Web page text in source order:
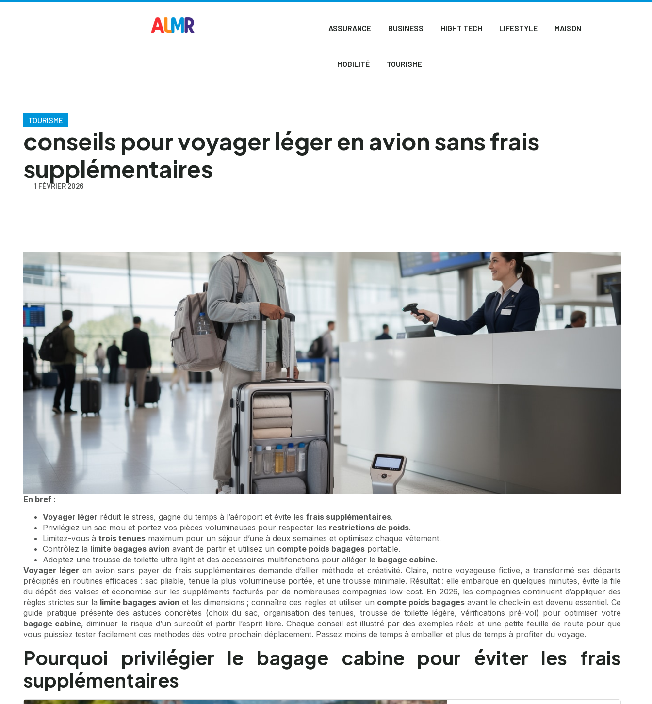
ASSURANCE BUSINESS HIGHT TECH LIFESTYLE MAISON
MOBILITÉ TOURISME
TOURISME
conseils pour voyager léger en avion sans frais
supplémentaires
1 FÉVRIER 2026
En bref :
Voyager léger réduit le stress, gagne du temps à l’aéroport et évite les frais supplémentaires.
Privilégiez un sac mou et portez vos pièces volumineuses pour respecter les restrictions de poids.
Limitez-vous à trois tenues maximum pour un séjour d’une à deux semaines et optimisez chaque vêtement.
Contrôlez la limite bagages avion avant de partir et utilisez un compte poids bagages portable.
Adoptez une trousse de toilette ultra light et des accessoires multifonctions pour alléger le bagage cabine.
Voyager léger en avion sans payer de frais supplémentaires demande d’allier méthode et créativité. Claire, notre voyageuse fictive, a transformé ses départs
précipités en routines efficaces : sac pliable, tenue la plus volumineuse portée, et une trousse minimale. Résultat : elle embarque en quelques minutes, évite la file
du dépôt des valises et économise sur les suppléments facturés par de nombreuses compagnies low-cost. En 2026, les compagnies continuent d’appliquer des
règles strictes sur la limite bagages avion et les dimensions ; connaître ces règles et utiliser un compte poids bagagesavant le check-in est devenu essentiel. Ce
guide pratique présente des astuces concrètes (choix du sac, organisation des tenues, trousse de toilette légère, vérifications pré-vol) pour optimiser votre
bagage cabine, diminuer le risque d’un surcoût et partir l’esprit libre. Chaque conseil est illustré par des exemples réels et une petite feuille de route pour que
vous puissiez tester facilement ces méthodes dès votre prochain déplacement. Passez moins de temps à emballer et plus de temps à profiter du voyage.
Pourquoi privilégier le bagage cabine pour éviter les frais
supplémentaires